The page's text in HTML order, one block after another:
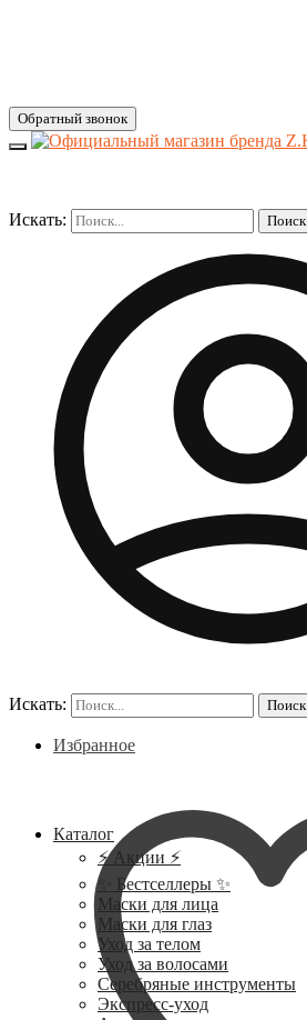
Обратный звонок
Искать: Поиск
Избранное
Искать: Поиск
Каталог
⚡ Акции ⚡
✨ Бестселлеры ✨
Маски для лица
Маски для глаз
Уход за телом
Уход за волосами
Серебряные инструменты
Экспресс-уход